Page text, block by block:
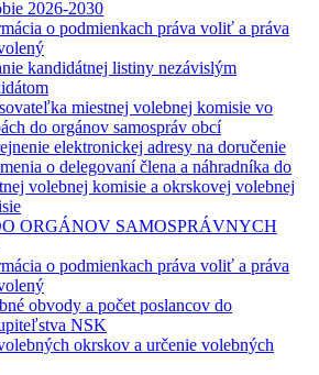
2026-2030
o podmienkach práva voliť a práva
kandidátnej listiny nezávislým
miestnej volebnej komisie vo
do orgánov samospráv obcí
elektronickej adresy na doručenie
o delegovaní člena a náhradníka do
volebnej komisie a okrskovej volebnej
ORGÁNOV SAMOSPRÁVNYCH
o podmienkach práva voliť a práva
obvody a počet poslancov do
NSK
okrskov a určenie volebných